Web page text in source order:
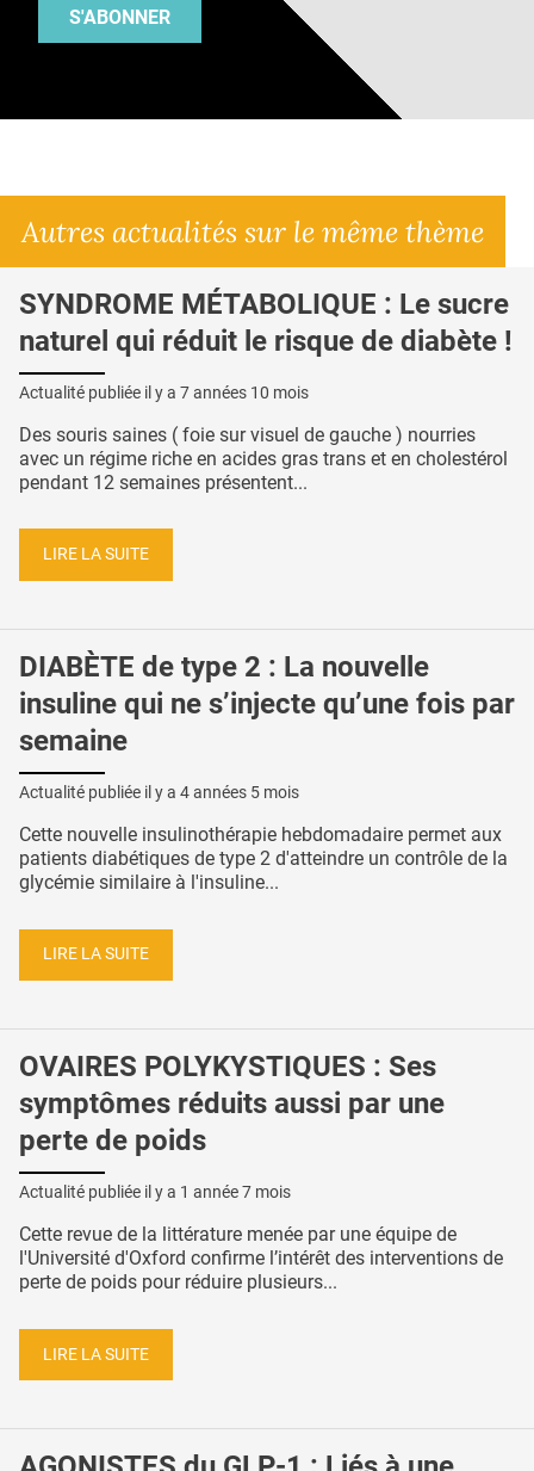
S'ABONNER
Autres actualités sur le même thème
SYNDROME MÉTABOLIQUE : Le sucre
naturel qui réduit le risque de diabète !
Actualité publiée il y a 7 années 10 mois
Des souris saines ( foie sur visuel de gauche ) nourries
avec un régime riche en acides gras trans et en cholestérol
pendant 12 semaines présentent...
LIRE LA SUITE
DIABÈTE de type 2 : La nouvelle
insuline qui ne s’injecte qu’une fois par
semaine
Actualité publiée il y a 4 années 5 mois
Cette nouvelle insulinothérapie hebdomadaire permet aux
patients diabétiques de type 2 d'atteindre un contrôle de la
glycémie similaire à l'insuline...
LIRE LA SUITE
OVAIRES POLYKYSTIQUES : Ses
symptômes réduits aussi par une
perte de poids
Actualité publiée il y a 1 année 7 mois
Cette revue de la littérature menée par une équipe de
l'Université d'Oxford confirme l’intérêt des interventions de
perte de poids pour réduire plusieurs...
LIRE LA SUITE